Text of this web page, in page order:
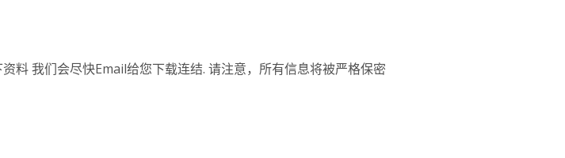
料 我们会尽快Email给您下载连结. 请注意，所有信息将被严格保密